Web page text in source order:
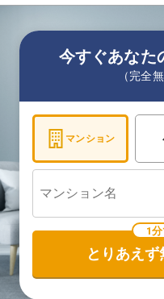
今すぐあなた
（完全
マンション
1
とりあえ